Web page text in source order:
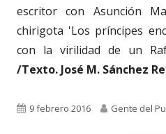
escritor con Asunción
chirigota 'Los príncipes
con la virilidad de un
/Texto. José M. Sánchez
Publicado
9 febrero 2016 Autor
Gente del